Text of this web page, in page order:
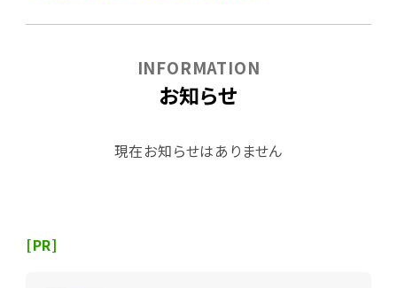
お知らせ
INFORMATION
現在お知らせはありません
[PR]